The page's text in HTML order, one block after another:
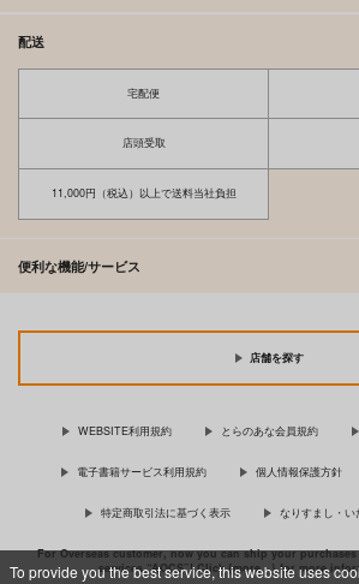
To provide you the best service, this website uses
配送
宅配便
店頭受取
11,000円（税込）以上で送料当社負担
便利な機能/サービス
店舗を探す
WEBSITE利用規約 とらのあな会員規約
電子書籍サービス利用規約 個人情報保護方針
特定商取引法に基づく表示 なりすまし・い
For Overseas customer, now you can ship your
services “AOCS”! Click {more…} for more